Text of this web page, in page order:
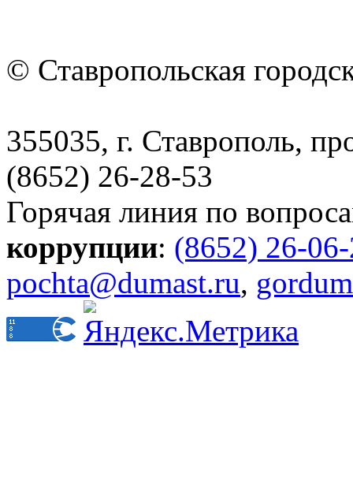
© Ставропольская
355035, г. Ставрополь,
(8652) 26-28-53
Горячая линия по
коррупции: (8652) 26-
pochta@dumast.ru,